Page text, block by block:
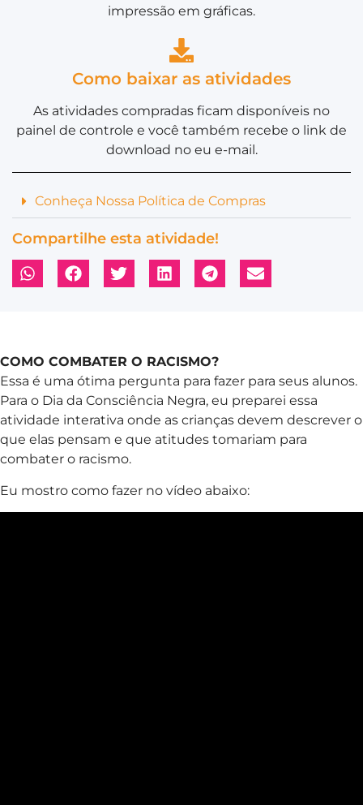
impressão em gráficas.
Como baixar as atividades
As atividades compradas ficam disponíveis no
painel de controle e você também recebe o link de
download no eu e-mail.
Conheça Nossa Política de Compras
Compartilhe esta atividade!
COMO COMBATER O RACISMO?
Essa é uma ótima pergunta para fazer para seus alunos.
Para o Dia da Consciência Negra, eu preparei essa
atividade interativa onde as crianças devem descrever o
que elas pensam e que atitudes tomariam para
combater o racismo.
Eu mostro como fazer no vídeo abaixo: